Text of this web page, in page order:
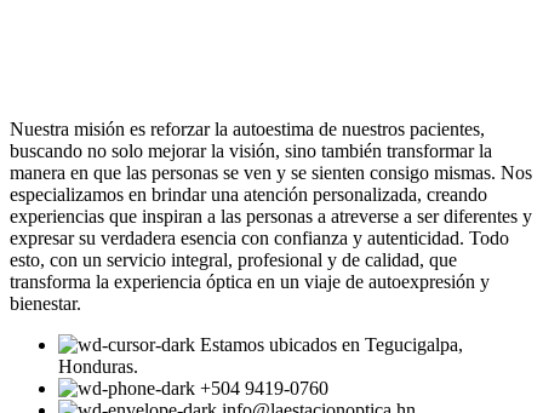
Nuestra misión es reforzar la autoestima de nuestros pacientes,
buscando no solo mejorar la visión, sino también transformar la
manera en que las personas se ven y se sienten consigo mismas. Nos
especializamos en brindar una atención personalizada, creando
experiencias que inspiran a las personas a atreverse a ser diferentes y
expresar su verdadera esencia con confianza y autenticidad. Todo
esto, con un servicio integral, profesional y de calidad, que
transforma la experiencia óptica en un viaje de autoexpresión y
bienestar.
Estamos ubicados en Tegucigalpa,
Honduras.
+504 9419-0760